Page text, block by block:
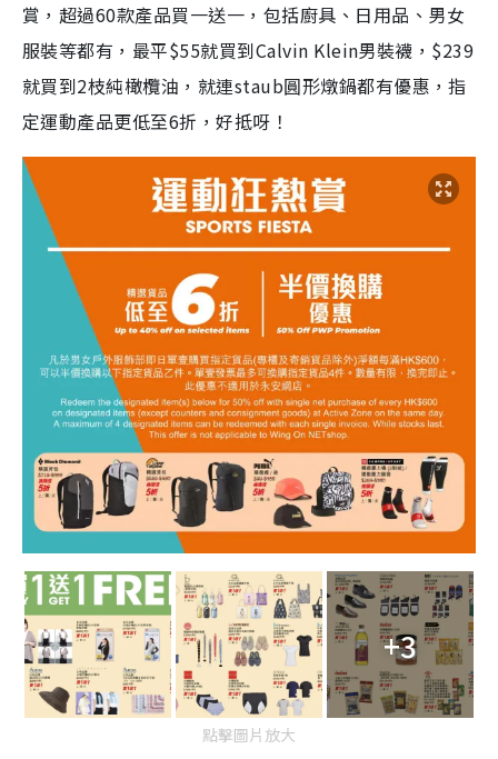
賞，超過60款產品買一送一，包括廚具、日用品、男女
服裝等都有，最平$55就買到Calvin Klein男裝襪，$239
就買到2枝純橄欖油，就連staub圓形燉鍋都有優惠，指
定運動產品更低至6折，好抵呀！
+3
點擊圖片放大